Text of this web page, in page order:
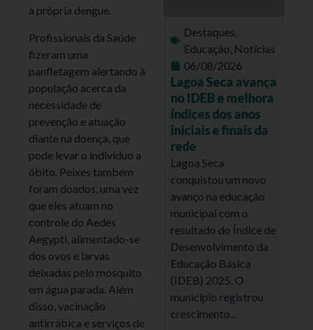
a própria dengue.
Profissionais da Saúde
fizeram uma
panfletagem alertando à
população acerca da
necessidade de
prevenção e atuação
diante na doença, que
pode levar o indivíduo a
óbito. Peixes também
foram doados, uma vez
que eles atuam no
controle do Aedes
Aegypti, alimentado-se
dos ovos e larvas
deixadas pelo mosquito
em água parada. Além
disso, vacinação
antirrábica e serviços de
Destaques,
Educação, Notícias
06/08/2026
Lagoa Seca avança
no IDEB e melhora
índices dos anos
iniciais e finais da
rede
Lagoa Seca
conquistou um novo
avanço na educação
municipal com o
resultado do Índice de
Desenvolvimento da
Educação Básica
(IDEB) 2025. O
município registrou
crescimento...